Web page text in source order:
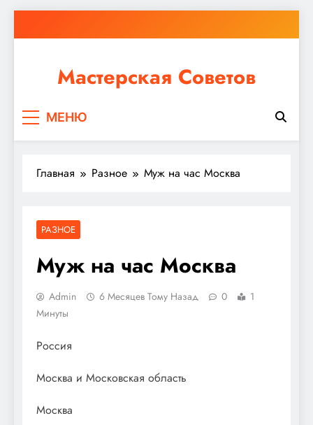
к
Мастерская Советов
ремонт или крупное строительство, в Мастерской
МЕНЮ
Главная Разное Муж на час Москва
РАЗНОЕ
Муж на час Москва
Admin 6 Месяцев Тому Назад 0
1
Минуты
Россия
Москва и Московская область
Москва